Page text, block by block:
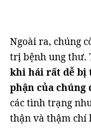
Ngoài ra, chúng
trị bệnh ung thư.
khi hái rất dễ bị
phận của chúng
các tình trạng
thận và thậm chí